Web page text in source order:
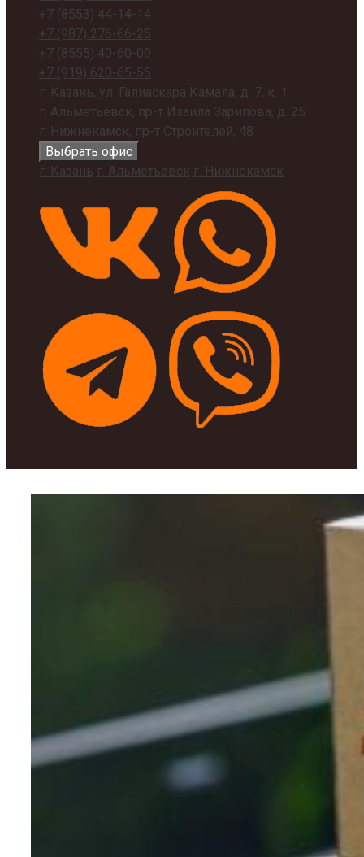
+7 (8553) 44-14-14
+7 (987) 276-66-25
+7 (8555) 40-60-09
+7 (919) 620-65-55
г. Казань, ул. Галиаскара Камала, д. 7, к. 1
г. Альметьевск, пр-т Изаила Зарипова, д. 25
г. Нижнекамск, пр-т Строителей, 48
Выбрать офис
г. Казань г. Альметьевск г. Нижнекамск